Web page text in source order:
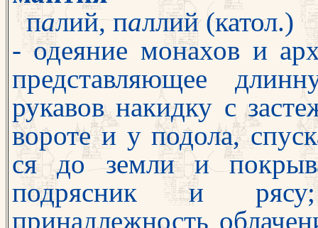
палий, паллий (катол.)
- одеяние монахов и
представляющее
рукавов накидку с за
вороте и у подола,
ся до земли и
подрясник и
принадлежность